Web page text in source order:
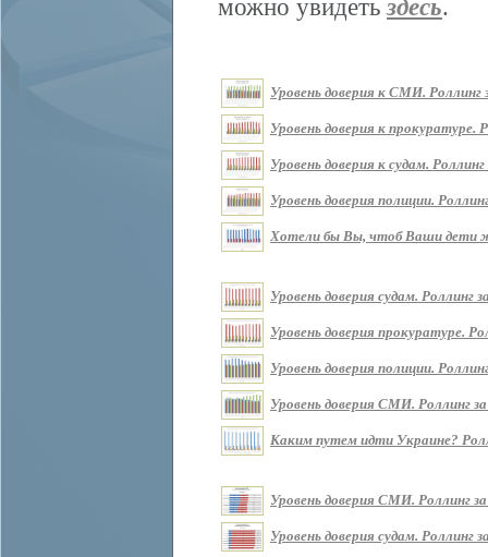
можно увидетьздесь.
Уровень доверия к СМИ. Роллинг
Уровень доверия к прокуратуре.
Уровень доверия к судам.
Уровень доверия полиции.
Хотели бы Вы, чтоб Ваши дети
Уровень доверия судам. Роллинг
Уровень доверия прокуратуре.
Уровень доверия полиции.
Уровень доверия СМИ. Роллинг
Каким путем идти Украине?
Уровень доверия СМИ. Роллинг
Уровень доверия судам. Роллинг